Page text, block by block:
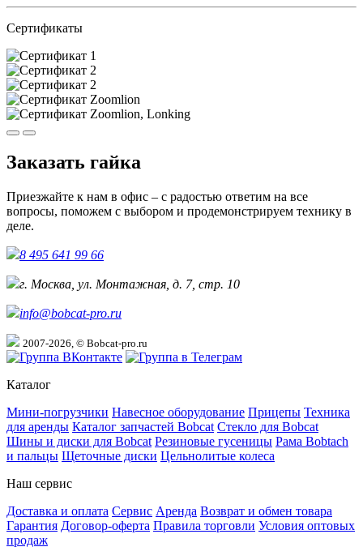
Сертификаты
Заказать гайка
Приезжайте к нам в офис – с радостью ответим на все
вопросы, поможем с выбором и продемонстрируем технику в
деле.
8 495 641 99 66
г. Москва, ул. Монтажная, д. 7, стр. 10
info@bobcat-pro.ru
2007-2026, © Bobcat-pro.ru
Каталог
Мини-погрузчики Навесное оборудование Прицепы Техника
для аренды Каталог запчастей Bobcat Стекло для Bobcat
Шины и диски для Bobcat Резиновые гусеницы Рама Bobtach
и пальцы Щеточные диски Цельнолитые колеса
Наш сервис
Доставка и оплата Сервис Аренда Возврат и обмен товара
Гарантия Договор-оферта Правила торговли Условия оптовых
продаж